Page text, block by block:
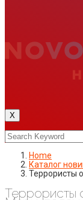
X
Home
Каталог
Террористы
Террористы